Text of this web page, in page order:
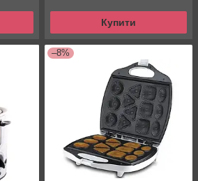
Купити
–8%